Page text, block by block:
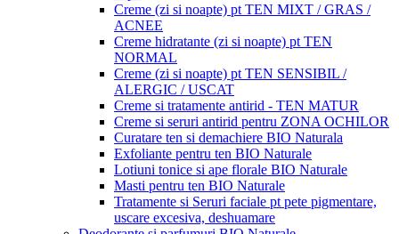
Creme (zi si noapte) pt TEN MIXT / GRAS /
ACNEE
Creme hidratante (zi si noapte) pt TEN
NORMAL
Creme (zi si noapte) pt TEN SENSIBIL /
ALERGIC / USCAT
Creme si tratamente antirid - TEN MATUR
Creme si seruri antirid pentru ZONA OCHILOR
Curatare ten si demachiere BIO Naturala
Exfoliante pentru ten BIO Naturale
Lotiuni tonice si ape florale BIO Naturale
Masti pentru ten BIO Naturale
Tratamente si Seruri faciale pt pete pigmentare,
uscare excesiva, deshuamare